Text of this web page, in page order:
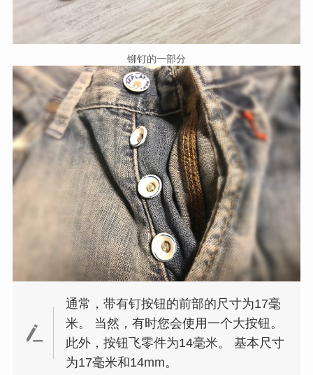
铆钉的一部分
通常，带有钉按钮的前部的尺寸为17毫
米。 当然，有时您会使用一个大按钮。
此外，按钮飞零件为14毫米。 基本尺寸
为17毫米和14mm。